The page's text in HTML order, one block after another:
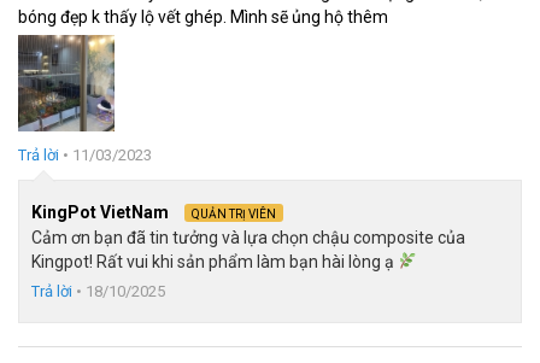
cây tầm 7 đến 10 ngày.
Giá chậu trồng cây cảnh composite hợp lý, thích hợp với
mọi gia đình
Chậu còn có thể được dùng để trang trí độc lập mà không
cần có cây cảnh, bởi những chiếc chậu composite có vẻ
Được xếp
hạng5 5
sao
bóng đẹp k thấy lộ vết ghép. Mình sẽ ủng hộ thêm
Trả lời • 11/03/2023
KingPot VietNam QUẢN TRỊ VIÊN
Cảm ơn bạn đã tin tưởng và lựa chọn chậu composite của
Kingpot! Rất vui khi sản phẩm làm bạn hài lòng ạ
Trả lời • 18/10/2025